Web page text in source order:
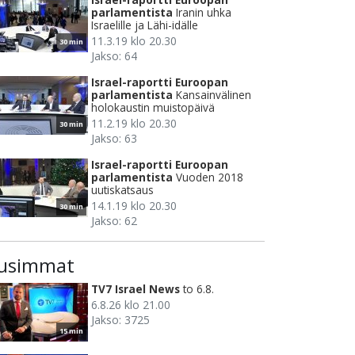
30 min
parlamentista Iranin uhka
Israelille ja Lähi-idälle
11.3.19 klo 20.30
Jakso: 64
30 min
Israel-raportti Euroopan
parlamentista Kansainvälinen
holokaustin muistopäivä
11.2.19 klo 20.30
Jakso: 63
30 min
Israel-raportti Euroopan
parlamentista Vuoden 2018
uutiskatsaus
14.1.19 klo 20.30
Jakso: 62
15 min
TV7 Israel News to 6.8.
6.8.26 klo 21.00
Jakso: 3725